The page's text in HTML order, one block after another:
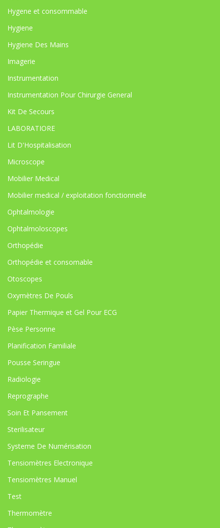
Hygene et consommable
Hygiene
Hygiene Des Mains
Imagerie
Instrumentation
Instrumentation Pour Chirurgie General
Kit De Secours
LABORATIORE
Lit D'Hospitalisation
Microscope
Mobilier Medical
Mobilier medical / exploitation fonctionnelle
Ophtalmologie
Ophtalmoloscopes
Orthopédie
Orthopédie et consomable
Otoscopes
Oxymètres De Pouls
Papier Thermique et Gel Pour ECG
Pèse Personne
Planification Familiale
Pousse Seringue
Radiologie
Reprographe
Soin Et Pansement
Sterilisateur
Systeme De Numérisation
Tensiomètres Electronique
Tensiomètres Manuel
Test
Thermomètre